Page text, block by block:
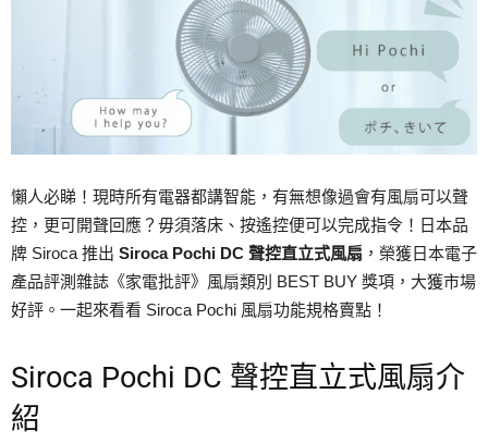
懶人必睇！現時所有電器都講智能，有無想像過會有風扇可以聲
控，更可開聲回應？毋須落床、按遙控便可以完成指令！日本品
牌 Siroca 推出 Siroca Pochi DC 聲控直立式風扇 ，榮獲日本電子
產品評測雜誌《家電批評》風扇類別 BEST BUY 獎項，大獲市場
好評。一起來看看 Siroca Pochi 風扇功能規格賣點！
Siroca Pochi DC 聲控直立式風扇介
紹